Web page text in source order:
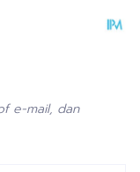
e-mail, dan